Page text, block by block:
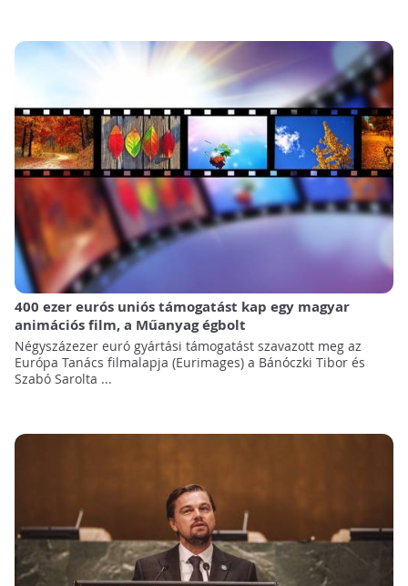
400 ezer eurós uniós támogatást kap egy magyar
animációs film, a Műanyag égbolt
Négyszázezer euró gyártási támogatást szavazott meg az
Európa Tanács filmalapja (Eurimages) a Bánóczki Tibor és
Szabó Sarolta ...